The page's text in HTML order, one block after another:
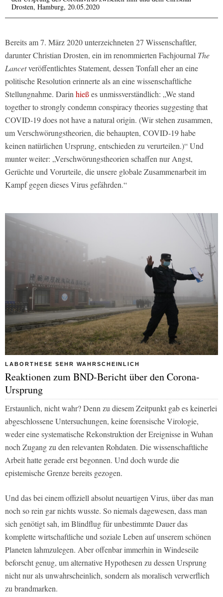
Drosten, Hamburg, 20.05.2020
Bereits am 7. März 2020 unterzeichneten 27 Wissenschaftler,
darunter Christian Drosten, ein im renommierten Fachjournal The
Lancetveröffentlichtes Statement, dessen Tonfall eher an eine
politische Resolution erinnerte als an eine wissenschaftliche
Stellungnahme. Darin hießes unmissverständlich: „We stand
together to strongly condemn conspiracy theories suggesting that
COVID-19 does not have a natural origin. (Wir stehen zusammen,
um Verschwörungstheorien, die behaupten, COVID-19 habe
keinen natürlichen Ursprung, entschieden zu verurteilen.)“ Und
munter weiter: „Verschwörungstheorien schaffen nur Angst,
Gerüchte und Vorurteile, die unsere globale Zusammenarbeit im
Kampf gegen dieses Virus gefährden.“
LABORTHESE SEHR WAHRSCHEINLICH
Reaktionen zum BND-Bericht über den Corona-
Ursprung
Erstaunlich, nicht wahr? Denn zu diesem Zeitpunkt gab es keinerlei
abgeschlossene Untersuchungen, keine forensische Virologie,
weder eine systematische Rekonstruktion der Ereignisse in Wuhan
noch Zugang zu den relevanten Rohdaten. Die wissenschaftliche
Arbeit hatte gerade erst begonnen. Und doch wurde die
epistemische Grenze bereits gezogen.
Und das bei einem offiziell absolut neuartigen Virus, über das man
noch so rein gar nichts wusste. So niemals dagewesen, dass man
sich genötigt sah, im Blindflug für unbestimmte Dauer das
komplette wirtschaftliche und soziale Leben auf unserem schönen
Planeten lahmzulegen. Aber offenbar immerhin in Windeseile
beforscht genug, um alternative Hypothesen zu dessen Ursprung
nicht nur als unwahrscheinlich, sondern als moralisch verwerflich
zu brandmarken.